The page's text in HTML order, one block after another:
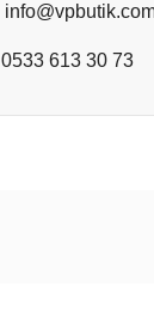
0533 613 30 73